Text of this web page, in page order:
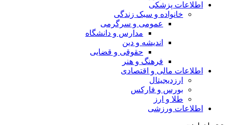
اطلاعات پزشکی
خانواده و سبک زندگی
عمومی و سرگرمی
مدارس و دانشگاه
اندیشه و دین
حقوقی و قضایی
فرهنگ و هنر
اطلاعات مالی و اقتصادی
ارزدیجیتال
بورس و فارکس
طلا و ارز
اطلاعات ورزشی